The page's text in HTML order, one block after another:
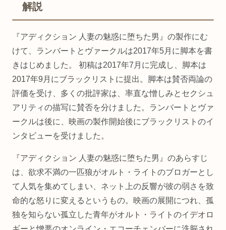
解説
『アディクション 人妻の魅惑に堕ちた男』の製作にむ
けて、ランバートとヴァークルは2017年5月に脚本を書
きはじめました。 初稿は2017年7月に完成し、脚本は
2017年9月にブラックリストに提出。脚本は賛否両論の
評価を受け、多くの批評家は、率直な憎しみとセクシュ
アリティの描写に賛否を分けました。ランバートとヴァ
ークルは後に、映画の製作開始後にブラックリストのイ
ンタビューを受けました。
『アディクション 人妻の魅惑に堕ちた男』のあらすじ
は、欲求不満の一匹狼がオルト・ライトのブロガーとし
て人気を集めてしまい、ネット上の反響が彼の弱さを致
命的な怒りに変えるというもの。映画の展開につれ、孤
独を知らない孤立した青年がオルト・ライトのイデオロ